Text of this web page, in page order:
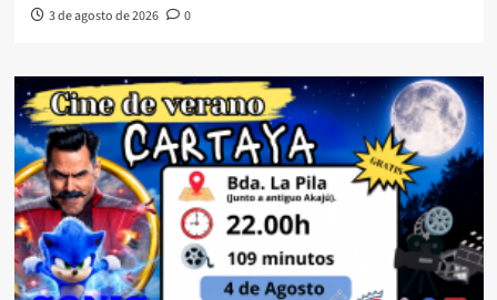
3 de agosto de 2026 0